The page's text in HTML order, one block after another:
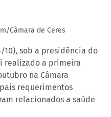
Câmara de Ceres
sob a presidência do
realizado a primeira
na Câmara
requerimentos
relacionados a saúde